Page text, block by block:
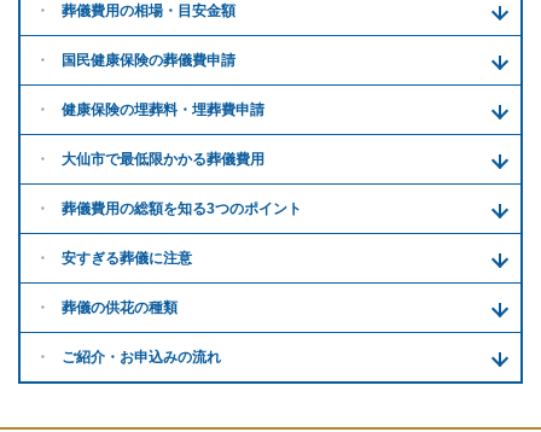
葬儀費用の相場・目安金額
国民健康保険の葬儀費申請
健康保険の埋葬料・ 埋葬費申請
大仙市で最低限かかる葬儀費用
葬儀費用の総額を知る3つのポイント
安すぎる葬儀に注意
葬儀の供花の種類
ご紹介・ お申込みの流れ